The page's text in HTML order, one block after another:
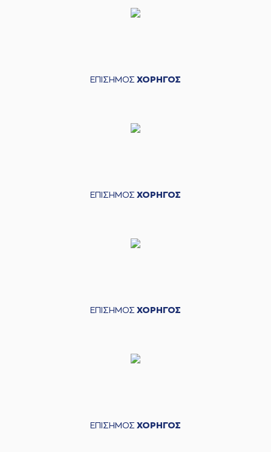
ΕΠΙΣΗΜΟΣ ΧΟΡΗΓΟΣ
ΕΠΙΣΗΜΟΣ ΧΟΡΗΓΟΣ
ΕΠΙΣΗΜΟΣ ΧΟΡΗΓΟΣ
ΕΠΙΣΗΜΟΣ ΧΟΡΗΓΟΣ